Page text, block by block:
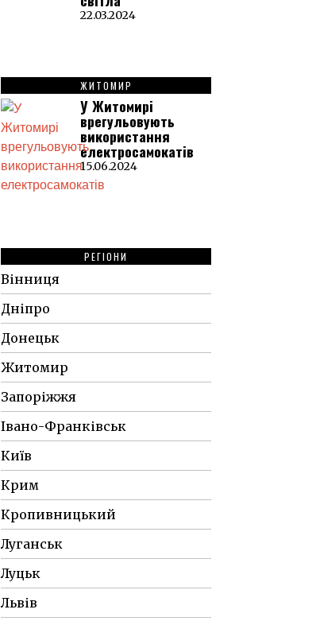
22.03.2024
ЖИТОМИР
У Житомирі
врегульовують
використання
електросамокатів
15.06.2024
РЕГІОНИ
Вінниця
Дніпро
Донецьк
Житомир
Запоріжжя
Івано-Франківськ
Київ
Крим
Кропивницький
Луганськ
Луцьк
Львів